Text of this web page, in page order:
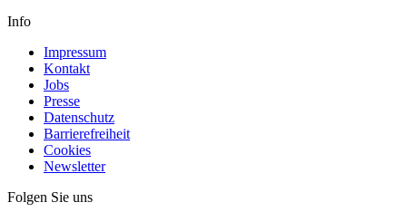
Info
Impressum
Kontakt
Jobs
Presse
Datenschutz
Barrierefreiheit
Cookies
Newsletter
Folgen Sie uns